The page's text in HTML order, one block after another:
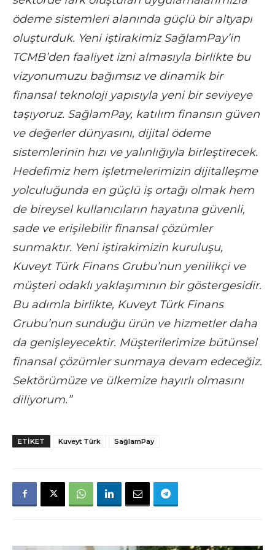
ödeme sistemleri alanında güçlü bir altyapı
oluşturduk. Yeni iştirakimiz SağlamPay’in
TCMB’den faaliyet izni almasıyla birlikte bu
vizyonumuzu bağımsız ve dinamik bir
finansal teknoloji yapısıyla yeni bir seviyeye
taşıyoruz. SağlamPay, katılım finansın güven
ve değerler dünyasını, dijital ödeme
sistemlerinin hızı ve yalınlığıyla birleştirecek.
Hedefimiz hem işletmelerimizin dijitalleşme
yolculuğunda en güçlü iş ortağı olmak hem
de bireysel kullanıcıların hayatına güvenli,
sade ve erişilebilir finansal çözümler
sunmaktır. Yeni iştirakimizin kuruluşu,
Kuveyt Türk Finans Grubu’nun yenilikçi ve
müşteri odaklı yaklaşımının bir göstergesidir.
Bu adımla birlikte, Kuveyt Türk Finans
Grubu’nun sunduğu ürün ve hizmetler daha
da genişleyecektir. Müşterilerimize bütünsel
finansal çözümler sunmaya devam edeceğiz.
Sektörümüze ve ülkemize hayırlı olmasını
diliyorum.”
ETIKET Kuveyt Türk SağlamPay